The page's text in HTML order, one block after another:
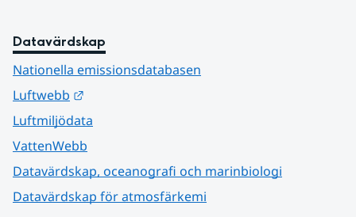
Datavärdskap
Nationella emissionsdatabasen
Luftwebb
Luftmiljödata
VattenWebb
Datavärdskap, oceanografi och marinbiologi
Datavärdskap för atmosfärkemi